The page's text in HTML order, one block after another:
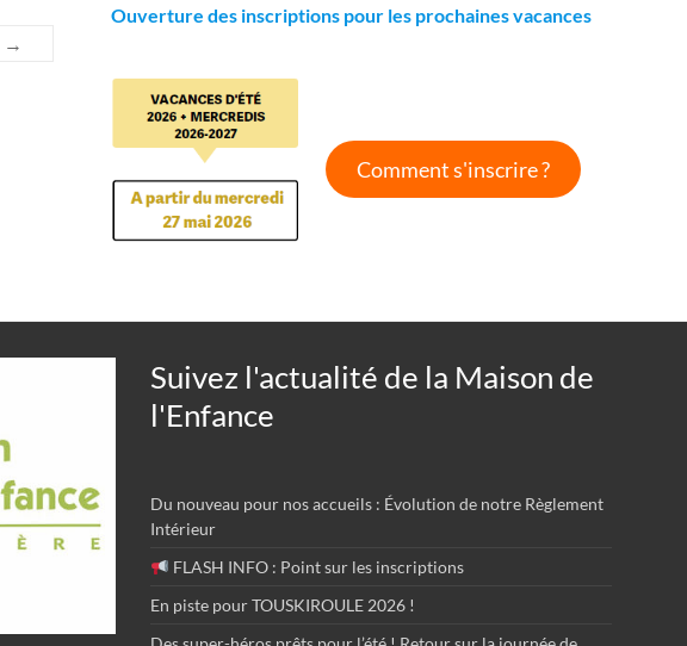
→
Ouverture des inscriptions pour les prochaines vacances
Comment s'inscrire ?
Suivez l'actualité de la Maison de
l'Enfance
Du nouveau pour nos accueils : Évolution de notre Règlement
Intérieur
FLASH INFO : Point sur les inscriptions
En piste pour TOUSKIROULE 2026 !